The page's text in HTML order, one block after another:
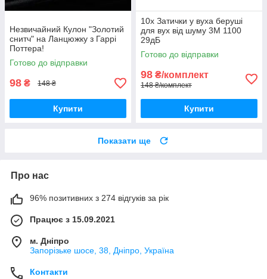
Незвичайний Кулон "Золотий
снитч" на Ланцюжку з Гаррі
Поттера!
Готово до відправки
98 ₴ 148 ₴
Купити
10x Затички у вуха беруші
для вух від шуму 3M 1100
29дБ
Готово до відправки
98 ₴/комплект
148 ₴/комплект
Купити
Показати ще
Про нас
96% позитивних з 274 відгуків за рік
Працює з 15.09.2021
м. Дніпро
Запорізьке шосе, 38, Дніпро, Україна
Контакти